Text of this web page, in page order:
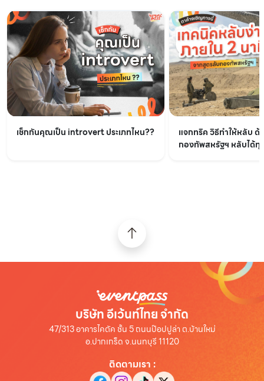
เช็กกันคุณเป็น introvert ประเภทไหน??
แจกทริค วิธีทำให้หลับ
กองทัพสหรัฐฯ หลับได้ทุ
บริษัท อีเว้นท์ไทย จำกัด
47/313 อาคารไคตัค ชั้น 5 ถนนป๊อปปูล่า ต.บ้านใหม่
อ.ปากเกร็ด จ.นนทบุรี 11120
ติดตามเรา :